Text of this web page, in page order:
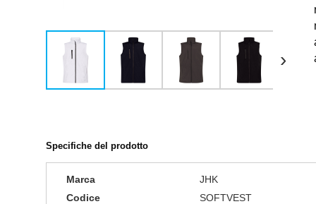
›
Specifiche del prodotto
Marca
JHK
Codice
SOFTVEST